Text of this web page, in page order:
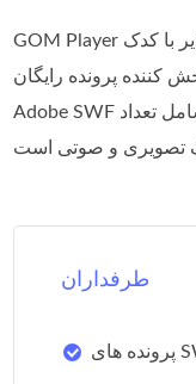
GOM Player یک پخش کننده رسانه انعطاف پذیر با کدک SWF
کننده پرونده رایگان
Adobe SWF استفاده شود. علاوه بر این ، همچنین شامل تعداد
طرفداران